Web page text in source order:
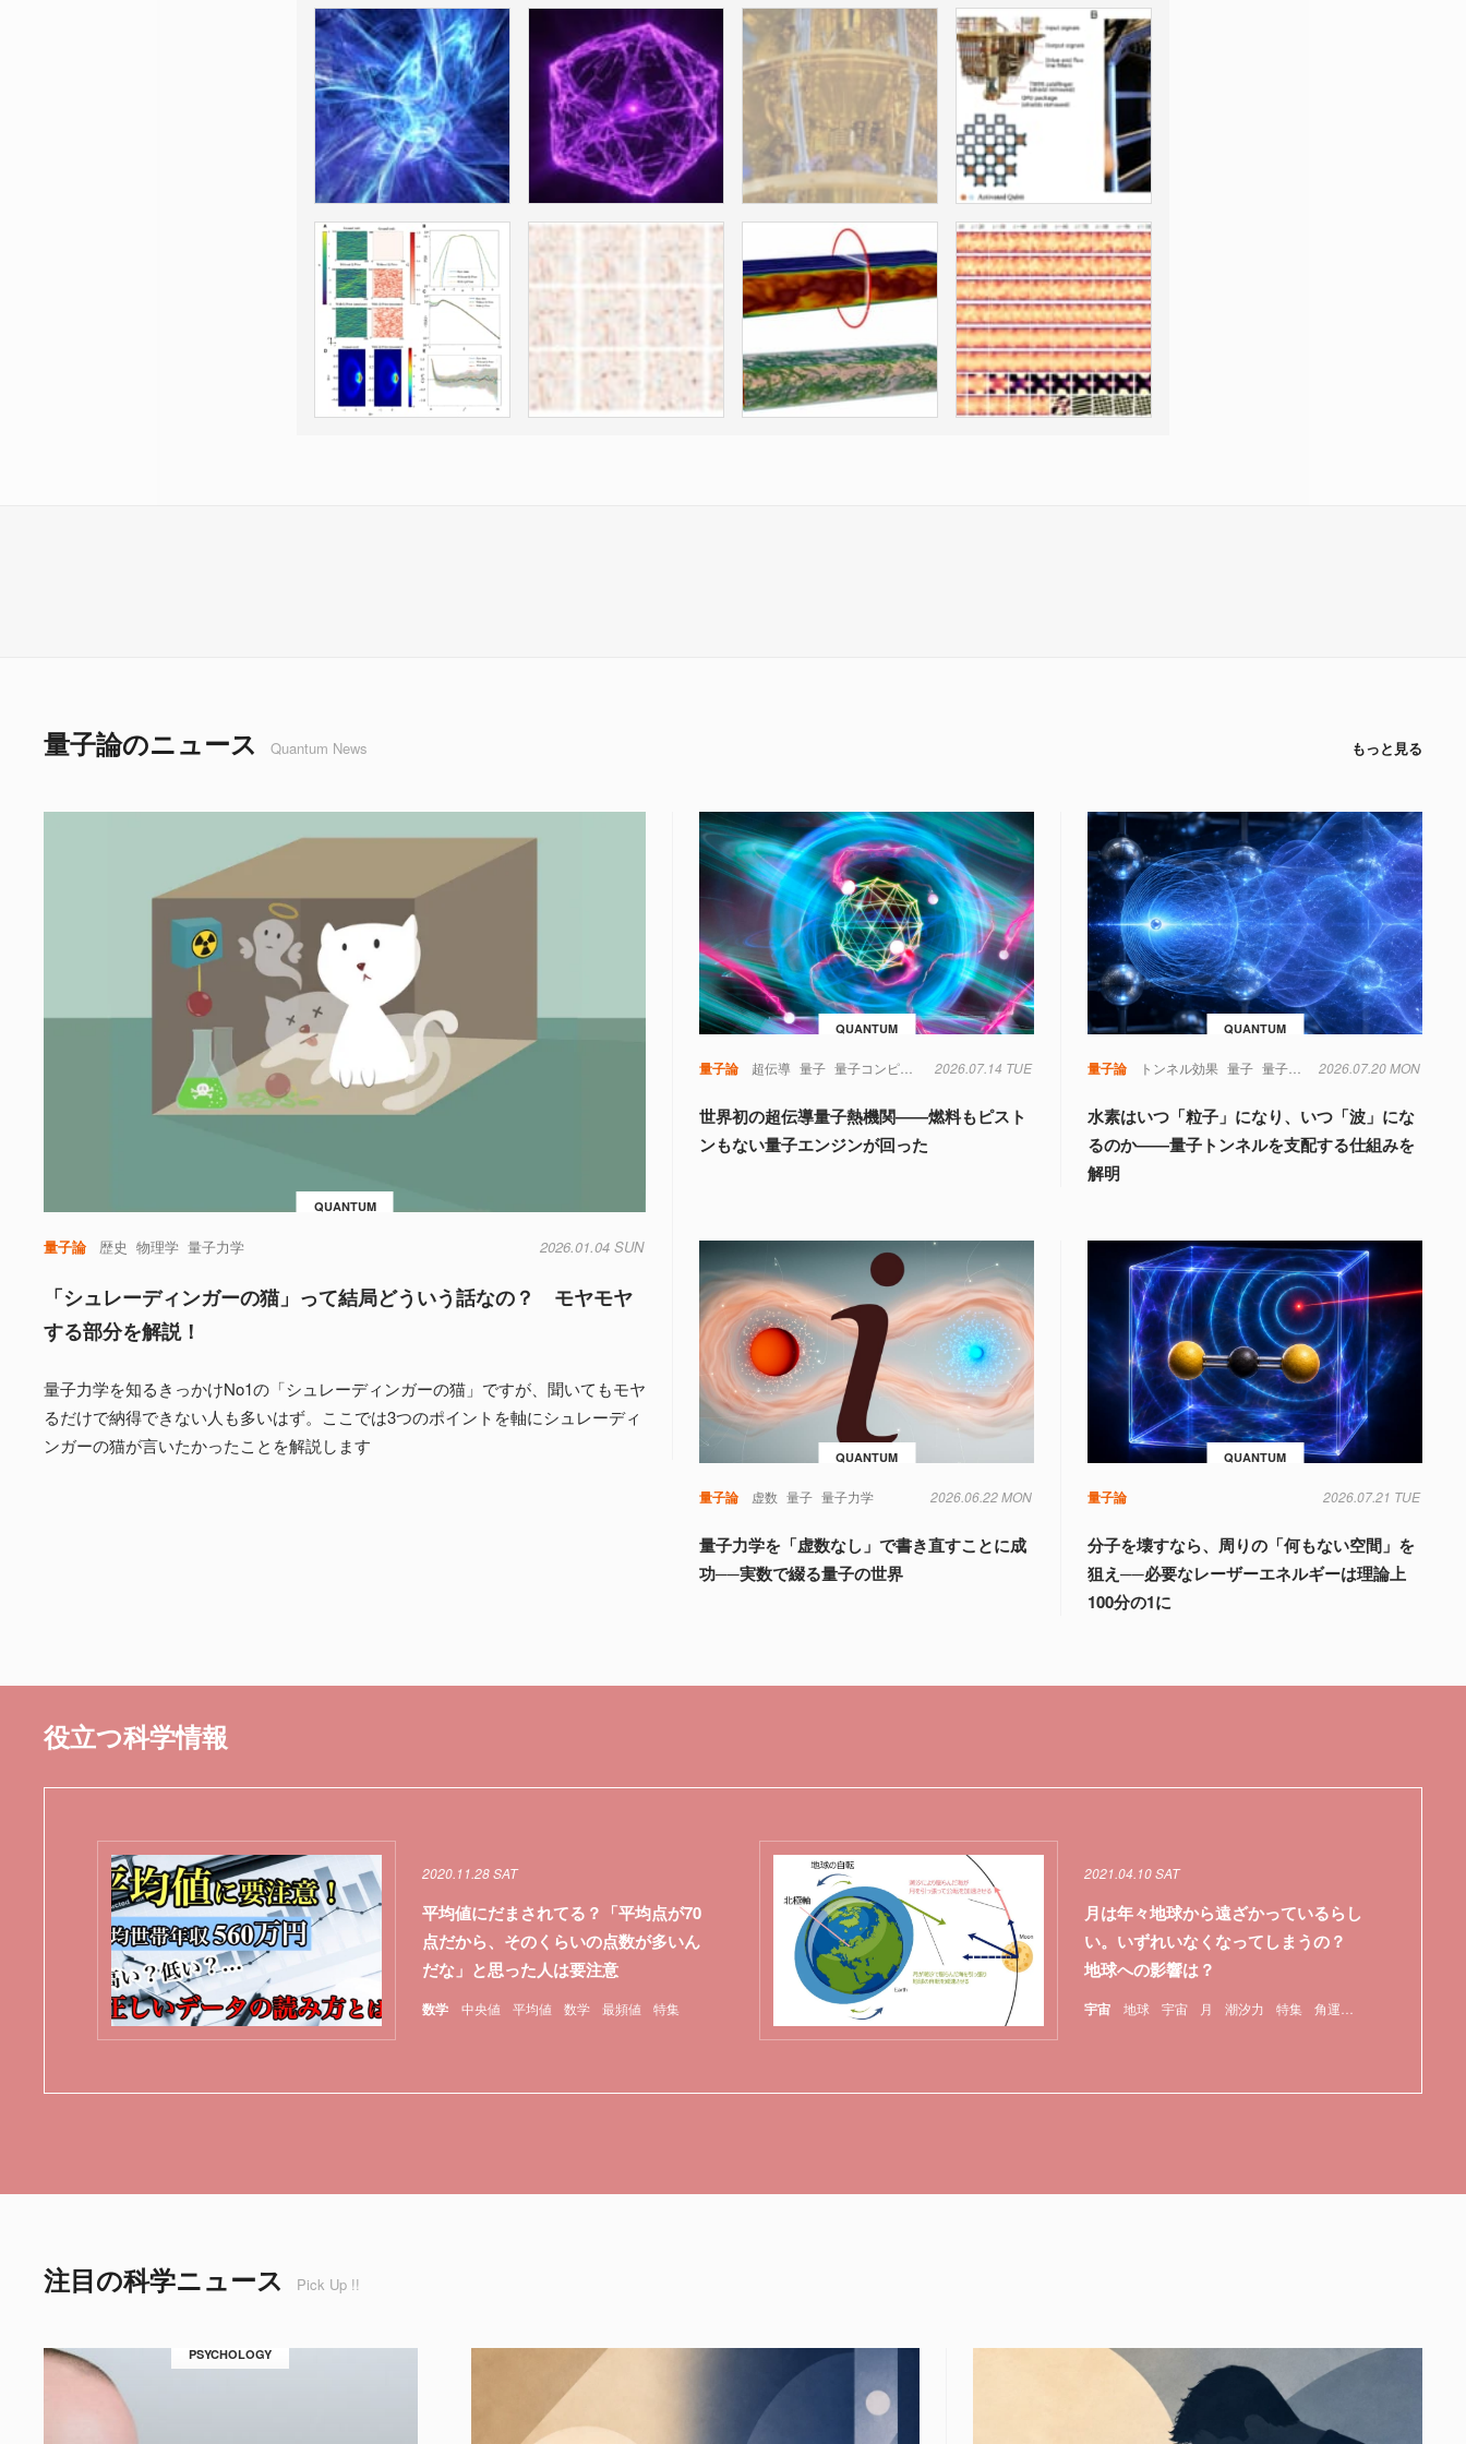
量子論のニュース Quantum News もっと見る
QUANTUM
量子論 歴史 物理学 量子力学 2026.01.04 SUN
「シュレーディンガーの猫」って結局どういう話なの？ モヤモヤ
する部分を解説！
量子力学を知るきっかけNo1の「シュレーディンガーの猫」ですが、聞いてもモヤ
るだけで納得できない人も多いはず。ここでは3つのポイントを軸にシュレーディ
ンガーの猫が言いたかったことを解説します
QUANTUM
量子論 超伝導 量子 量子コンピュータ 2026.07.14 TUE
世界初の超伝導量子熱機関――燃料もピスト
ンもない量子エンジンが回った
QUANTUM
量子論 トンネル効果 量子 量子力学 2026.07.20 MON
水素はいつ「粒子」になり、いつ「波」にな
るのか――量子トンネルを支配する仕組みを
解明
QUANTUM
量子論 虚数 量子 量子力学 2026.06.22 MON
量子力学を「虚数なし」で書き直すことに成
功──実数で綴る量子の世界
QUANTUM
量子論 2026.07.21 TUE
分子を壊すなら、周りの「何もない空間」を
狙え──必要なレーザーエネルギーは理論上
100分の1に
役立つ科学情報
数学 中央値 平均値 数学 最頻値 特集
2020.11.28 SAT
平均値にだまされてる？「平均点が70
点だから、そのくらいの点数が多いん
だな」と思った人は要注意
宇宙 地球 宇宙 月 潮汐力 特集 角運動量保存の法則
2021.04.10 SAT
月は年々地球から遠ざかっているらし
い。いずれいなくなってしまうの？
地球への影響は？
注目の科学ニュース Pick Up !!
PSYCHOLOGY